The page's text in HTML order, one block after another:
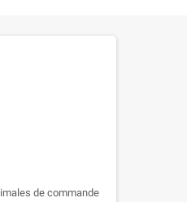
de commande